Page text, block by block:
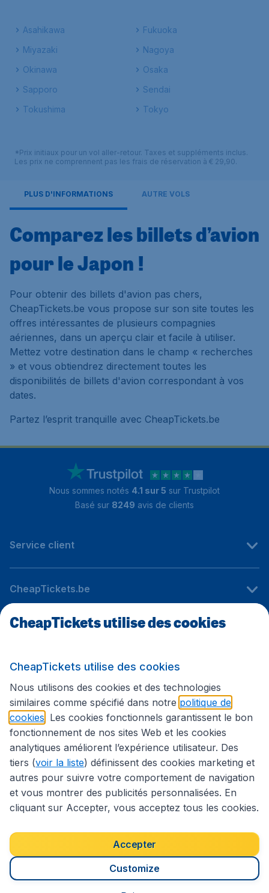
Asahikawa
Fukuoka
Miyazaki
Nagoya
Okinawa
Osaka
Sapporo
Sendai
Tokushima
Tokyo
*Prix initiaux pour un vol aller-retour. Taxes et suppléments inclus.
Les prix ne comprennent pas les frais de réservation à € 29,90.
PLUS D'INFORMATIONS AUTRE VOLS
Comparez les billets d’avion
pour le Japon !
Pour obtenir des billets d'avion pas chers,
CheapTickets.be vous propose sur son site toutes les
offres intéressantes de plusieurs compagnies
aériennes, dans un aperçu clair et facile à utiliser.
Mettez votre destination dans le champ « recherches
» et vous obtiendrez directement toutes les
disponibilités de billets d'avion correspondant à vos
dates.
Partez l’esprit tranquille avec CheapTickets.be
Nous sommes notés 4.1 sur 5 sur Trustpilot
Basé sur 8249 avis de clients
Service client
CheapTickets.be
Sites internationaux
Suivez CheapTickets.be
Déclaration d’accessibilité
Conditions générales
Déclaration de confidentialité
Droits d’auteur © 2026
CheapTickets utilise des cookies
CheapTickets utilise des cookies
Nous utilisons des cookies et des technologies
similaires comme spécifié dans notre politique de
cookies . Les cookies fonctionnels garantissent le bon
fonctionnement de nos sites Web et les cookies
analytiques améliorent l’expérience utilisateur. Des
tiers (voir la liste) définissent des cookies marketing et
autres pour suivre votre comportement de navigation
et vous montrer des publicités personnalisées. En
cliquant sur Accepter, vous acceptez tous les cookies.
Accepter
Customize